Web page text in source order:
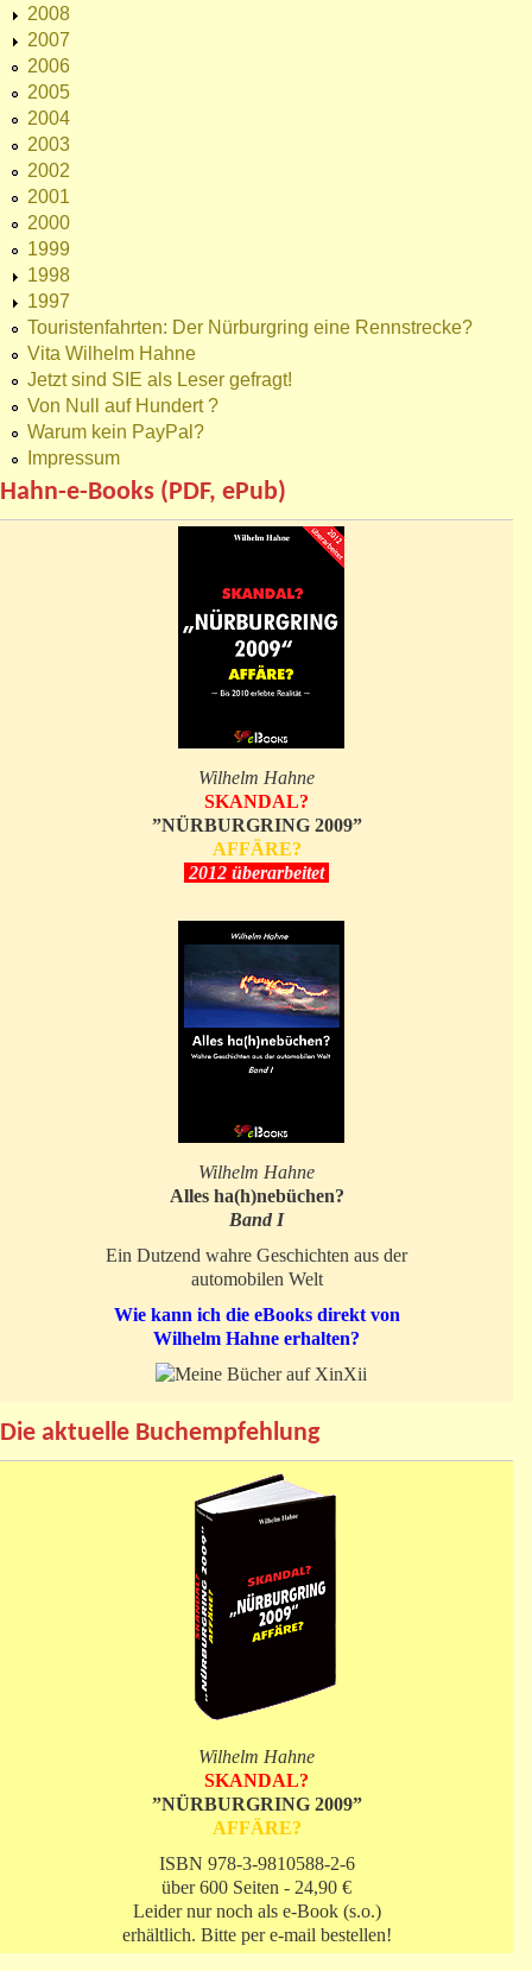
2008
2007
2006
2005
2004
2003
2002
2001
2000
1999
1998
1997
Touristenfahrten: Der Nürburgring eine Rennstrecke?
Vita Wilhelm Hahne
Jetzt sind SIE als Leser gefragt!
Von Null auf Hundert ?
Warum kein PayPal?
Impressum
Hahn-e-Books (PDF, ePub)
Wilhelm Hahne
SKANDAL?
”NÜRBURGRING 2009”
AFFÄRE?
2012 überarbeitet
Wilhelm Hahne
Alles ha(h)nebüchen?
Band I
Ein Dutzend wahre Geschichten aus der
automobilen Welt
Wie kann ich die eBooks direkt von
Wilhelm Hahne erhalten?
Die aktuelle Buchempfehlung
Wilhelm Hahne
SKANDAL?
”NÜRBURGRING 2009”
AFFÄRE?
ISBN 978-3-9810588-2-6
über 600 Seiten - 24,90 €
Leider nur noch als e-Book (s.o.)
erhältlich. Bitte per e-mail bestellen!